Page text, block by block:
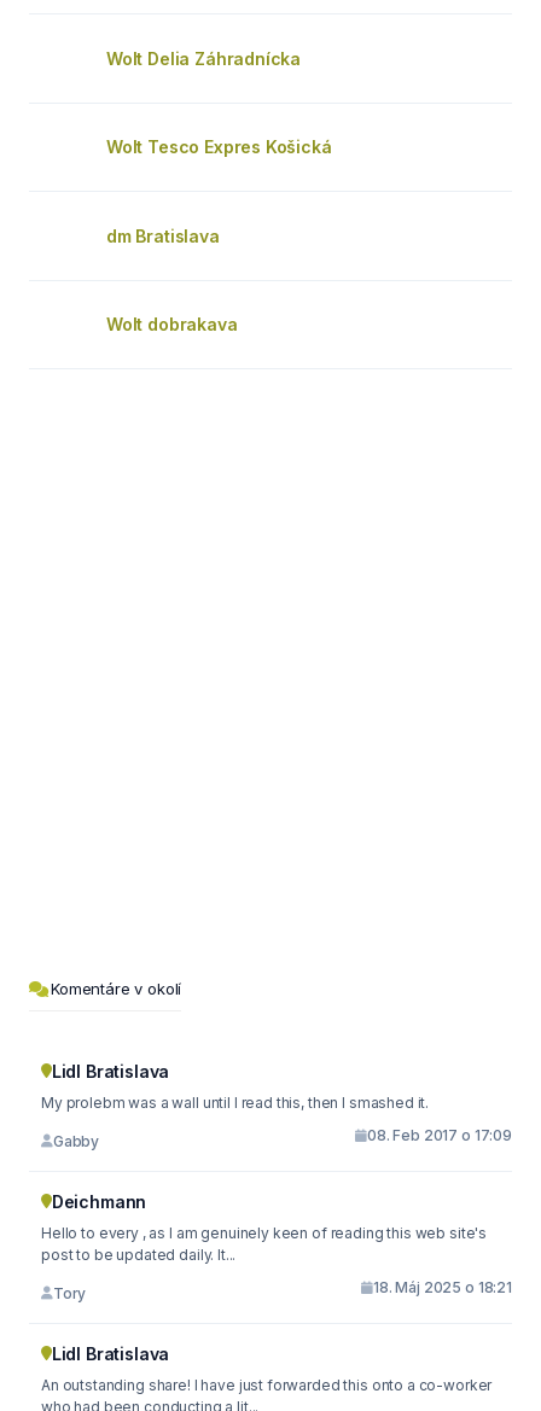
Wolt Delia Záhradnícka
Wolt Tesco Expres Košická
dm Bratislava
Wolt dobrakava
Komentáre v okolí
Lidl Bratislava
My prolebm was a wall until I read this, then I smashed it.
Gabby 08. Feb 2017 o 17:09
Deichmann
Hello to every , as I am genuinely keen of reading this web site's
post to be updated daily. It...
Tory 18. Máj 2025 o 18:21
Lidl Bratislava
An outstanding share! I have just forwarded this onto a co-worker
who had been conducting a lit...